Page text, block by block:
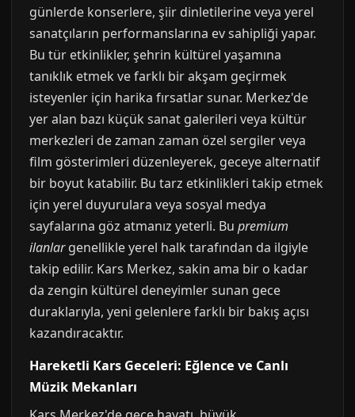
günlerde konserlere, şiir dinletilerine veya yerel
sanatçıların performanslarına ev sahipliği yapar.
Bu tür etkinlikler, şehrin kültürel yaşamına
tanıklık etmek ve farklı bir akşam geçirmek
isteyenler için harika fırsatlar sunar. Merkez'de
yer alan bazı küçük sanat galerileri veya kültür
merkezleri de zaman zaman özel sergiler veya
film gösterimleri düzenleyerek, geceye alternatif
bir boyut katabilir. Bu tarz etkinlikleri takip etmek
için yerel duyurulara veya sosyal medya
sayfalarına göz atmanız yeterli. Bu premium
ilanlargenellikle yerel halk tarafından da ilgiyle
takip edilir. Kars Merkez, sakin ama bir o kadar
da zengin kültürel deneyimler sunan gece
duraklarıyla, yeni gelenlere farklı bir bakış açısı
kazandıracaktır.
Hareketli Kars Geceleri: Eğlence ve Canlı
Müzik Mekanları